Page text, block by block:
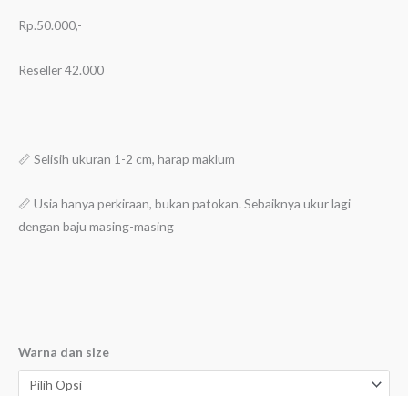
Rp.50.000,-
Reseller 42.000
📏 Selisih ukuran 1-2 cm, harap maklum
📏 Usia hanya perkiraan, bukan patokan. Sebaiknya ukur lagi
dengan baju masing-masing
Warna dan size